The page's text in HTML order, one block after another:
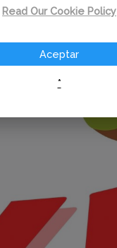
Read Our Cookie Policy
Aceptar
*